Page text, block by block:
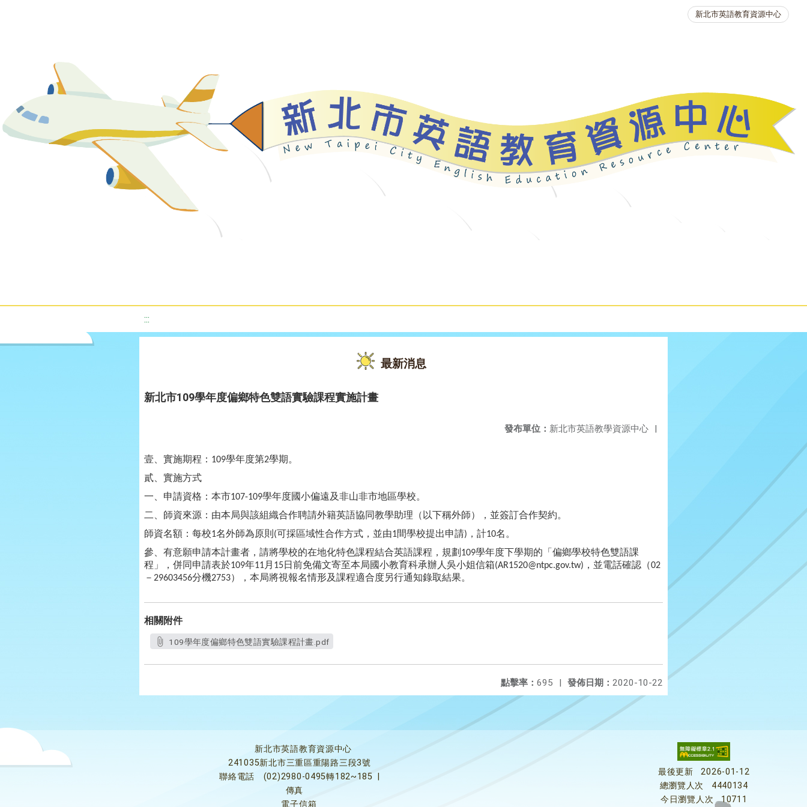
新北市英語教育資源中心
:::
最新消息
新北市109學年度偏鄉特色雙語實驗課程實施計畫
發布單位： 新北市英語教學資源中心 |
壹、實施期程： 109學年度第2學期。
貳、實施方式
一、申請資格：本市107-109學年度國小偏遠及非山非市地區學校。
二、師資來源：由本局與該組織合作聘請外籍英語協同教學助理（以下稱外師），並簽訂合作契約。
師資名額：每校1名外師為原則 (可採區域性合作方式，並由1間學校提出申請) ，計10名。
參、有意願申請本計畫者，請將學校的在地化特色課程結合英語課程，規劃 109學年度下學期的「偏鄉學校特色雙語課
程」，併同申請表於109年11月 15日前免備文寄至本局國小教育科承辦人吳小姐信箱(AR1520@ntpc.gov.tw) ，並電話確認（02
－ 29603456分機2753），本局將視報名情形及課程適合度另行通知錄取結果。
相關附件
109學年度偏鄉特色雙語實驗課程計畫.pdf
發佈日期： 2020-10-22
點擊率： 695 |
新北市英語教育資源中心
241035新北市三重區重陽路三段3號
聯絡電話
(02)2980-0495轉182~185
傳真
電子信箱
最後更新
2026-01-12
總瀏覽人次
4440134
今日瀏覽人次
10711